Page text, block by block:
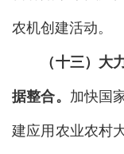
农机创建活动。
（十三）大
据整合。 加快国
建应用农业农村